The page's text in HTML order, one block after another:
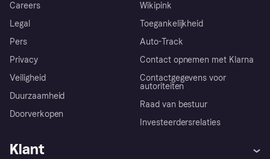
Careers
Legal
Pers
Privacy
Veiligheid
Duurzaamheid
Doorverkopen
Wikipink
Toegankelijkheid
Auto-Track
Contact opnemen met Klarna
Contactgegevens voor
autoriteiten
Raad van bestuur
Investeerdersrelaties
Klant